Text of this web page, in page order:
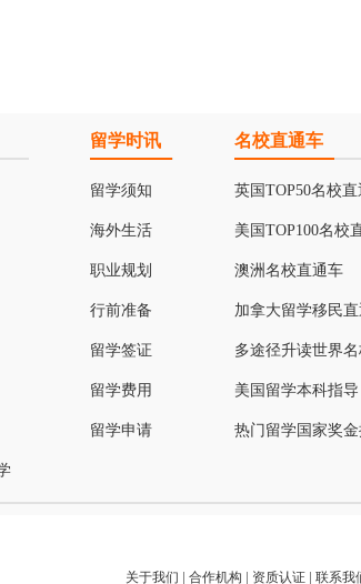
留学时讯
留学须知
海外生活
职业规划
行前准备
留学签证
留学费用
留学申请
名校直通车
英国TOP50名校
美国TOP100名校
澳洲名校直通车
加拿大留学移民
多途径升读世界名
美国留学本科指导
热门留学国家奖
关于我们 | 合作机构 | 资质认证| 联系我